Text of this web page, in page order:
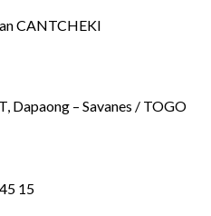
CANTCHEKI
Dapaong – Savanes / TOGO
15